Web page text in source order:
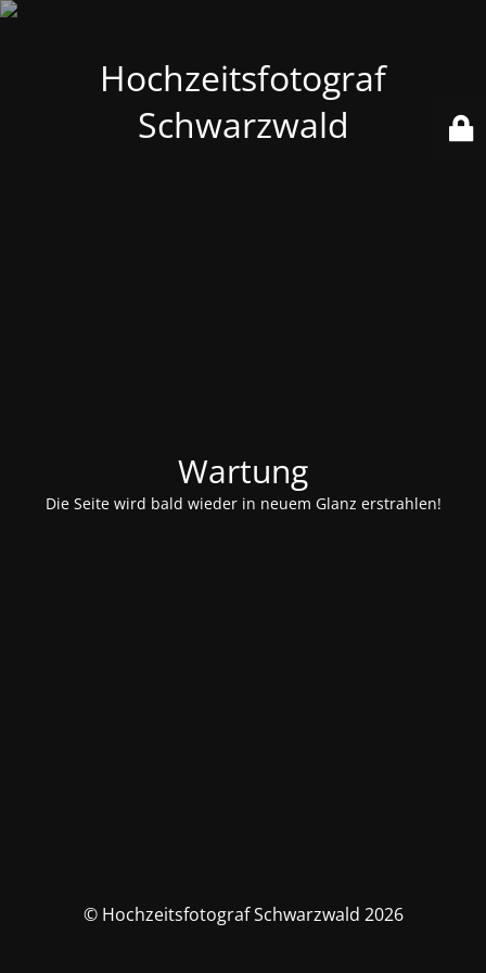
Hochzeitsfotograf
Schwarzwald
Wartung
Die Seite wird bald wieder in neuem Glanz erstrahlen!
© Hochzeitsfotograf Schwarzwald 2026